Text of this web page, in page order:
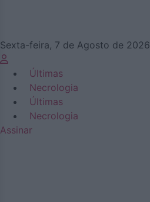
Sexta-feira, 7 de Agosto de 2026
Últimas
Necrologia
Últimas
Necrologia
Assinar